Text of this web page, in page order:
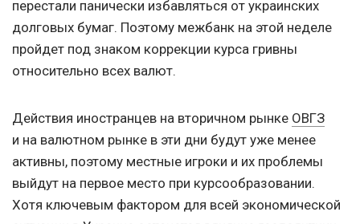
перестали панически избавляться от украинских
долговых бумаг. Поэтому межбанк на этой неделе
пройдет под знаком коррекции курса гривны
относительно всех валют.
Действия иностранцев на вторичном рынке ОВГЗ
и на валютном рынке в эти дни будут уже менее
активны, поэтому местные игроки и их проблемы
выйдут на первое место при курсообразовании.
Хотя ключевым фактором для всей экономической